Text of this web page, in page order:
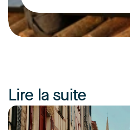
Lire la suite